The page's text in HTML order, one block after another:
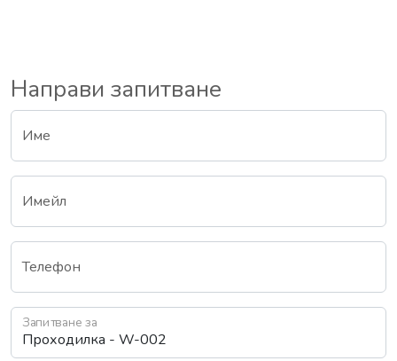
Направи запитване
Име
Имейл
Телефон
Запитване за